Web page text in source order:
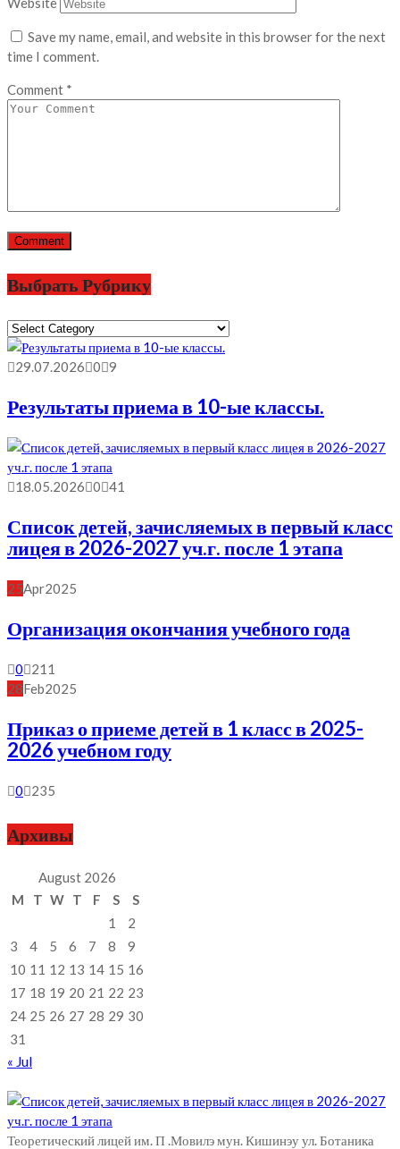
Save my name, email, and website in this browser for the next
time I comment.
Comment *
Выбрать Рубрику
Выбрать
Рубрику
29.07.2026 0 9
Результаты приема в 10-ые классы.
18.05.2026 0 41
Список детей, зачисляемых в первый класс
лицея в 2026-2027 уч.г. после 1 этапа
25Apr2025
Организация окончания учебного года
0
211
28Feb2025
Приказ о приеме детей в 1 класс в 2025-
2026 учебном году
0 235
Архивы
August 2026
M
T W T F S
S
1
2
3
4 5 6 7 8
9
10 11 12 13 14 15 16
17 18 19 20 21 22 23
24 25 26 27 28 29 30
31
« Jul
Теоретический лицей им. П .Мовилэ мун. Кишинэу ул. Ботаника